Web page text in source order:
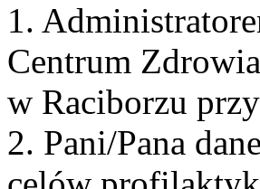
1.
Centrum
w Raciborzu
2. Pani/Pana